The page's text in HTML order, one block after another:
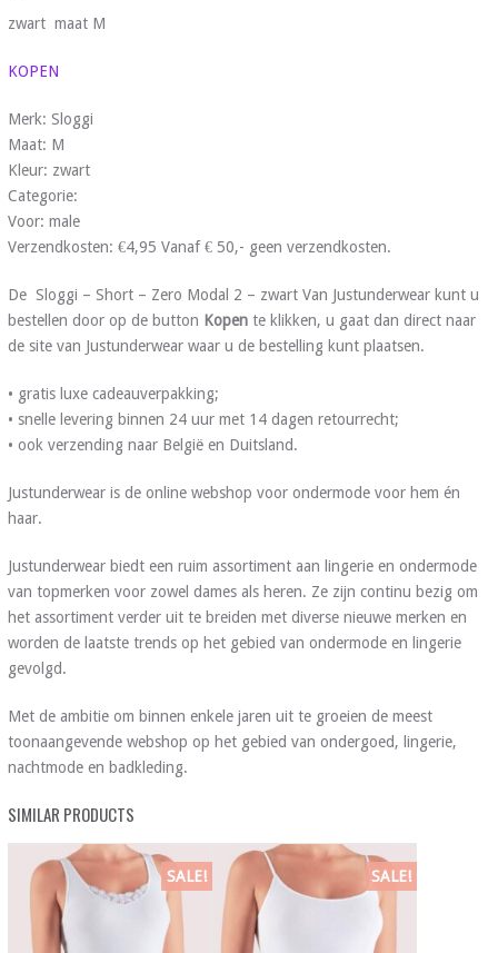
zwart maat M
KOPEN
Merk: Sloggi
Maat: M
Kleur: zwart
Categorie:
Voor: male
Verzendkosten: €4,95 Vanaf € 50,- geen verzendkosten.
De Sloggi – Short – Zero Modal 2 – zwart Van Justunderwear kunt u
bestellen door op de button Kopente klikken, u gaat dan direct naar
de site van Justunderwear waar u de bestelling kunt plaatsen.
• gratis luxe cadeauverpakking;
• snelle levering binnen 24 uur met 14 dagen retourrecht;
• ook verzending naar België en Duitsland.
Justunderwear is de online webshop voor ondermode voor hem én
haar.
Justunderwear biedt een ruim assortiment aan lingerie en ondermode
van topmerken voor zowel dames als heren. Ze zijn continu bezig om
het assortiment verder uit te breiden met diverse nieuwe merken en
worden de laatste trends op het gebied van ondermode en lingerie
gevolgd.
Met de ambitie om binnen enkele jaren uit te groeien de meest
toonaangevende webshop op het gebied van ondergoed, lingerie,
nachtmode en badkleding.
SIMILAR PRODUCTS
SALE! SALE!